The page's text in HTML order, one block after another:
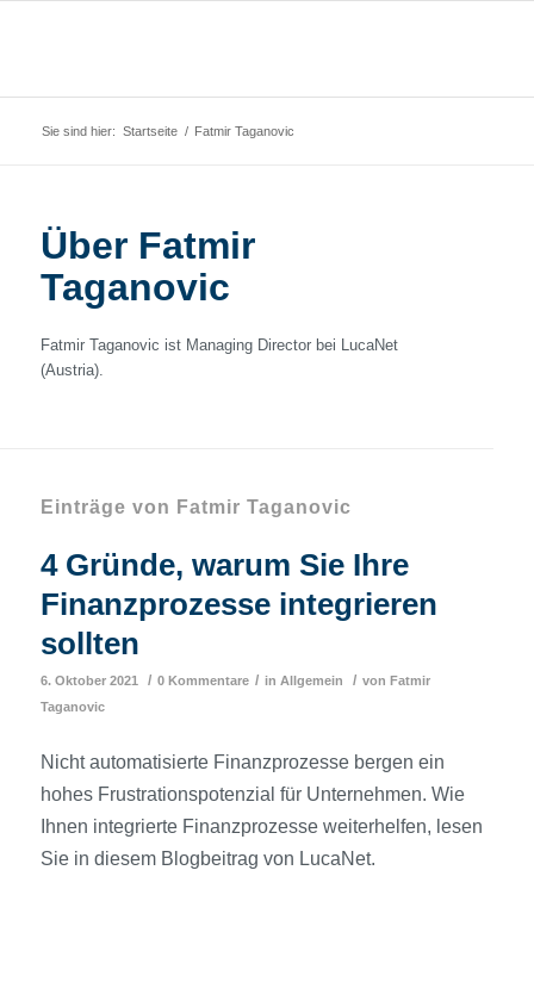
Sie sind hier: Startseite / Fatmir Taganovic
Über Fatmir
Taganovic
Fatmir Taganovic ist Managing Director bei LucaNet
(Austria).
Einträge von Fatmir Taganovic
4 Gründe, warum Sie Ihre
Finanzprozesse integrieren
sollten
6. Oktober 2021 / 0 Kommentare / in Allgemein / von Fatmir
Taganovic
Nicht automatisierte Finanzprozesse bergen ein
hohes Frustrationspotenzial für Unternehmen. Wie
Ihnen integrierte Finanzprozesse weiterhelfen, lesen
Sie in diesem Blogbeitrag von LucaNet.